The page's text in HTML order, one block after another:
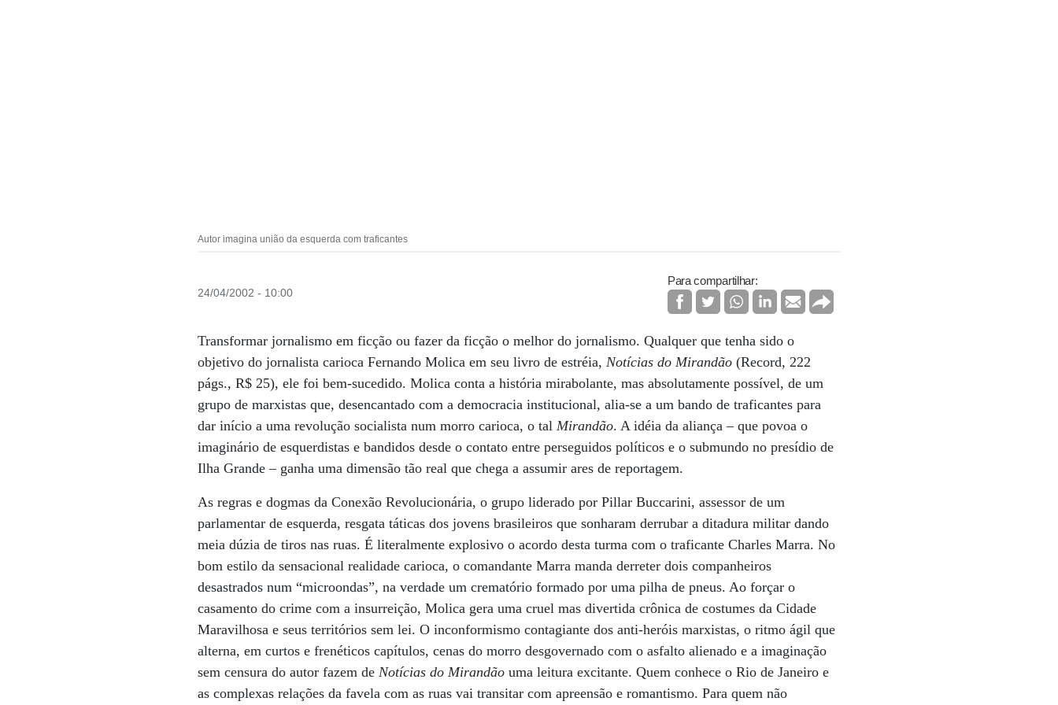
Autor imagina união da esquerda com traficantes
24/04/2002 - 10:00
Para compartilhar:
Transformar jornalismo em ficção ou fazer da ficção o melhor do jornalismo. Qualquer que tenha sido o
objetivo do jornalista carioca Fernando Molica em seu livro de estréia,Notícias do Mirandão (Record, 222
págs., R$ 25), ele foi bem-sucedido. Molica conta a história mirabolante, mas absolutamente possível, de um
grupo de marxistas que, desencantado com a democracia institucional, alia-se a um bando de traficantes para
dar início a uma revolução socialista num morro carioca, o talMirandão. A idéia da aliança – que povoa o
imaginário de esquerdistas e bandidos desde o contato entre perseguidos políticos e o submundo no presídio de
Ilha Grande – ganha uma dimensão tão real que chega a assumir ares de reportagem.
As regras e dogmas da Conexão Revolucionária, o grupo liderado por Pillar Buccarini, assessor de um
parlamentar de esquerda, resgata táticas dos jovens brasileiros que sonharam derrubar a ditadura militar dando
meia dúzia de tiros nas ruas. É literalmente explosivo o acordo desta turma com o traficante Charles Marra. No
bom estilo da sensacional realidade carioca, o comandante Marra manda derreter dois companheiros
desastrados num “microondas”, na verdade um crematório formado por uma pilha de pneus. Ao forçar o
casamento do crime com a insurreição, Molica gera uma cruel mas divertida crônica de costumes da Cidade
Maravilhosa e seus territórios sem lei. O inconformismo contagiante dos anti-heróis marxistas, o ritmo ágil que
alterna, em curtos e frenéticos capítulos, cenas do morro desgovernado com o asfalto alienado e a imaginação
sem censura do autor fazem deNotícias do Mirandão uma leitura excitante. Quem conhece o Rio de Janeiro e
as complexas relações da favela com as ruas vai transitar com apreensão e romantismo. Para quem não